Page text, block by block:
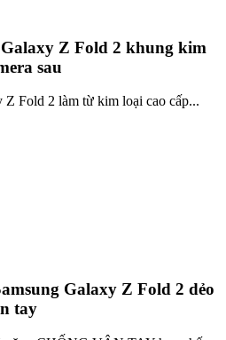
Z Fold 2 khung kim
sau
Z Fold 2 làm từ kim loại cao cấp...
Galaxy Z Fold 2 dẻo
tay